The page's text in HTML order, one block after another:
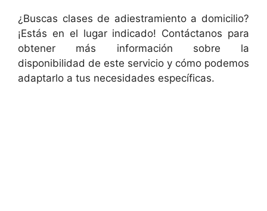
¿Buscas clases de adiestramiento a domicilio?
¡Estás en el lugar indicado! Contáctanos para
obtener más información sobre la
disponibilidad de este servicio y cómo podemos
adaptarlo a tus necesidades específicas.